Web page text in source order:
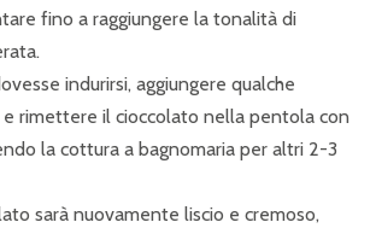
fino a raggiungere la tonalità di
indurirsi, aggiungere qualche
e rimettere il cioccolato nella pentola con
la cottura a bagnomaria per altri 2-3
sarà nuovamente liscio e cremoso,